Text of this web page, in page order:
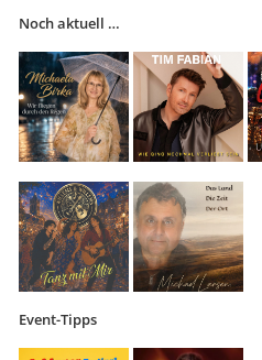
Noch aktuell …
Event-Tipps